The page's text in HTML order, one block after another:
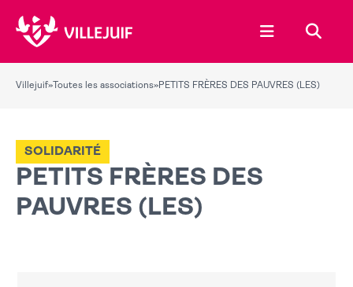
Ouvrir le
Villejuif» Toutes les associations»PETITS FRÈRES DES PAUVRES (LES)
PETITS FRÈRES DES
PAUVRES (LES)
SOLIDARITÉ